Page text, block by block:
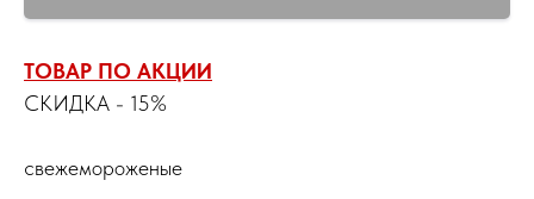
ТОВАР ПО АКЦИИ
СКИДКА - 15%
свежемороженые